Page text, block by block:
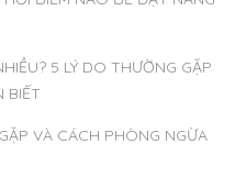
5 LÝ DO THƯỜNG GẶP
BIẾT
VÀ CÁCH PHÒNG NGỪA